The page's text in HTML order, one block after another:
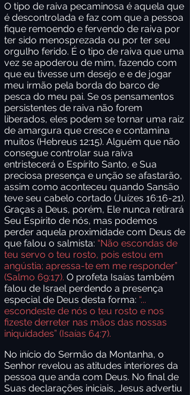
O tipo de raiva pecaminosa é aquela que
é descontrolada e faz com que a pessoa
fique remoendo e fervendo de raiva por
ter sido menosprezada ou por ter seu
orgulho ferido. É o tipo de raiva que uma
vez se apoderou de mim, fazendo com
que eu tivesse um desejo e e de jogar
meu irmão pela borda do barco de
pesca do meu pai. Se os pensamentos
persistentes de raiva não forem
liberados, eles podem se tornar uma raiz
de amargura que cresce e contamina
muitos (Hebreus 12:15). Alguém que não
consegue controlar sua raiva
entristecerá o Espírito Santo, e Sua
preciosa presença e unção se afastarão,
assim como aconteceu quando Sansão
teve seu cabelo cortado (Juízes 16:16-21).
Graças a Deus, porém, Ele nunca retirará
Seu Espírito de nós, mas podemos
perder aquela proximidade com Deus de
que falou o salmista: “Não escondas de
teu servo o teu rosto, pois estou em
angústia; apressa-te em me responder”
(Salmo 69:17). O profeta Isaías também
falou de Israel perdendo a presença
especial de Deus desta forma: “...
escondeste de nós o teu rosto e nos
fizeste derreter nas mãos das nossas
iniquidades” (Isaías 64:7).
No início do Sermão da Montanha, o
Senhor revelou as atitudes interiores da
pessoa que anda com Deus. No final de
Suas declarações iniciais, Jesus advertiu